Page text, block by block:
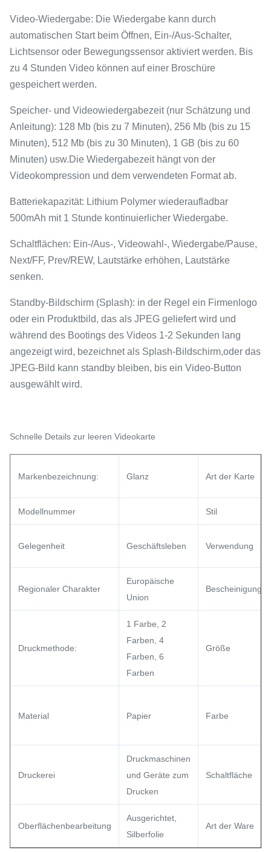
Video-Wiedergabe: Die Wiedergabe kann durch
automatischen Start beim Öffnen, Ein-/Aus-Schalter,
Lichtsensor oder Bewegungssensor aktiviert werden. Bis
zu 4 Stunden Video können auf einer Broschüre
gespeichert werden.
Speicher- und Videowiedergabezeit (nur Schätzung und
Anleitung): 128 Mb (bis zu 7 Minuten), 256 Mb (bis zu 15
Minuten), 512 Mb (bis zu 30 Minuten), 1 GB (bis zu 60
Minuten) usw.Die Wiedergabezeit hängt von der
Videokompression und dem verwendeten Format ab.
Batteriekapazität: Lithium Polymer wiederaufladbar
500mAh mit 1 Stunde kontinuierlicher Wiedergabe.
Schaltflächen: Ein-/Aus-, Videowahl-, Wiedergabe/Pause,
Next/FF, Prev/REW, Lautstärke erhöhen, Lautstärke
senken.
Standby-Bildschirm (Splash): in der Regel ein Firmenlogo
oder ein Produktbild, das als JPEG geliefert wird und
während des Bootings des Videos 1-2 Sekunden lang
angezeigt wird, bezeichnet als Splash-Bildschirm,oder das
JPEG-Bild kann standby bleiben, bis ein Video-Button
ausgewählt wird.
Schnelle Details zur leeren Videokarte
Markenbezeichnung: Glanz Art der Karte
Modellnummer Stil
Gelegenheit Geschäftsleben Verwendung
Regionaler Charakter
Europäische
Union
Bescheinigung
Druckmethode:
1 Farbe, 2
Farben, 4
Farben, 6
Farben
Größe
Material Papier Farbe
Druckerei
Druckmaschinen
und Geräte zum
Drucken
Schaltfläche
Oberflächenbearbeitung
Ausgerichtet,
Silberfolie
Art der Ware